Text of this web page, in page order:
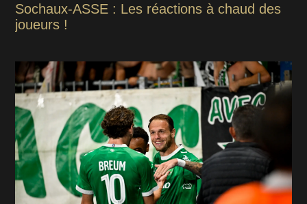
Sochaux-ASSE : Les réactions à chaud des
joueurs !